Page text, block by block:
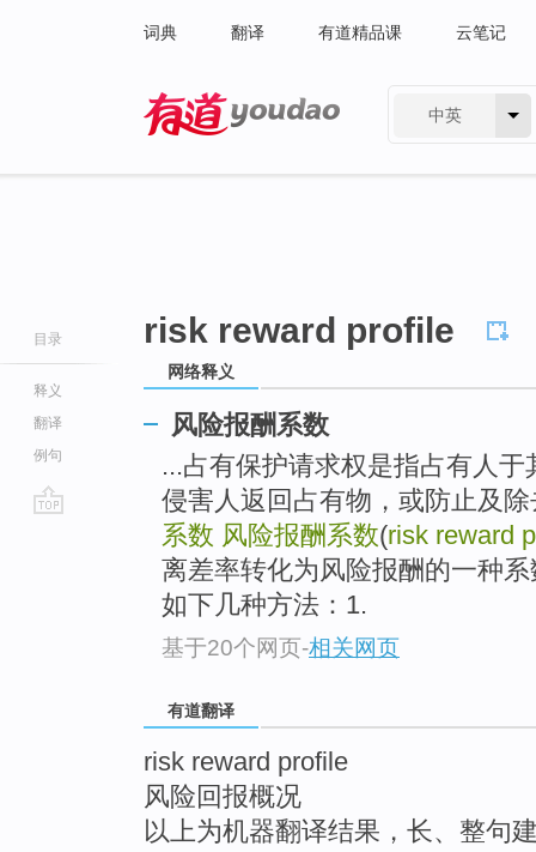
词典 翻译 有道精品课 云笔记
中英
目录
释义
翻译
例句
risk reward profile
网络释义
风险报酬系数
...占有保护请求权是指占有人
侵害人返回占有物，或防止及
系数 风险报酬系数(risk reward
离差率转化为风险报酬的一种
如下几种方法：1.
基于20个网页-相关网页
有道翻译
risk reward profile
风险回报概况
以上为机器翻译结果，长、整句